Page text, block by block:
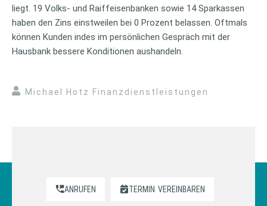
liegt. 19 Volks- und Raiffeisenbanken sowie 14 Sparkassen
haben den Zins einstweilen bei 0 Prozent belassen. Oftmals
können Kunden indes im persönlichen Gespräch mit der
Hausbank bessere Konditionen aushandeln.
Michael Hotz Finanzdienstleistungen
ANRUFEN TERMIN VEREINBAREN